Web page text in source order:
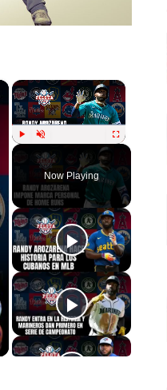
×
Unmute Fullscreen
Now Playing
×